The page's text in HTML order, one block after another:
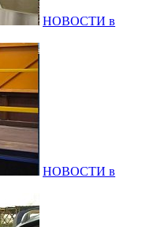
НОВОСТИ в
НОВОСТИ в